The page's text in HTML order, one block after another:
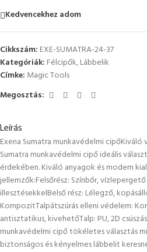
Kedvencekhez adom
Cikkszám: EXE-SUMATRA-24-37
Kategóriák: Félcipők,Lábbelik
Címke: Magic Tools
Megosztás:
Leírás
Exena Sumatra munkavédelmi
Sumatra munkavédelmi cipő ideális
érdekében. Kiváló anyagok és modern
jellemzők:Felsőrész: Színbőr,
illesztésekkelBelső rész: Lélegző,
KompozitTalpátszúrás elleni védelem:
antisztatikus, kivehetőTalp: PU, 2D
munkavédelmi cipő tökéletes választás
biztonságos és kényelmes lábbelit